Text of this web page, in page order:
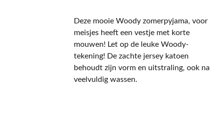
Deze mooie Woody zomerpyjama, voor
meisjes heeft een vestje met korte
mouwen! Let op de leuke Woody-
tekening! De zachte jersey katoen
behoudt zijn vorm en uitstraling, ook na
veelvuldig wassen.